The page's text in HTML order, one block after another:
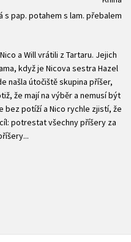
s pap. potahem s lam. přebalem
a Will vrátili z Tartaru. Jejich
když je Nicova sestra Hazel
našla útočiště skupina příšer,
že mají na výběr a nemusí být
bez potíží a Nico rychle zjistí, že
potrestat všechny příšery za